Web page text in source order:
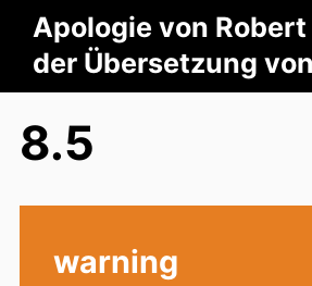
Apologie von
der Übersetzung
8.5
warning